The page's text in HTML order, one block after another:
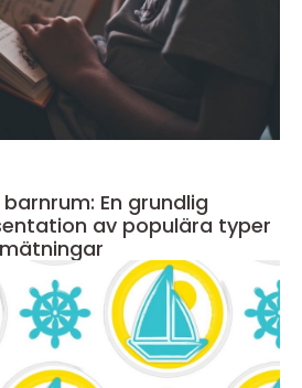
En grundlig
av populära typer